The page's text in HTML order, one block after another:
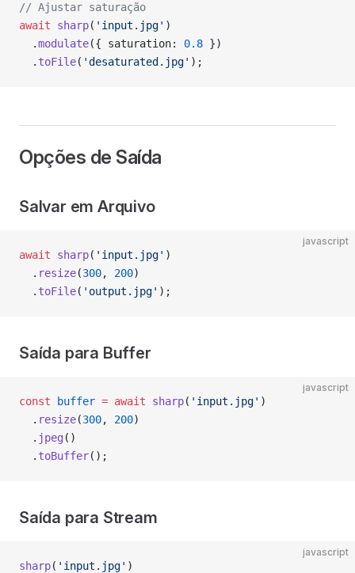
// Ajustar saturação
await sharp( 'input.jpg' )
  .
modulate({ saturation: 0.8 })
  .
toFile( 'desaturated.jpg' );
Opções de Saída
Salvar em Arquivo
javascript
await sharp( 'input.jpg' )
  .
resize(300, 200)
  .
toFile( 'output.jpg' );
Saída para Buffer
javascript
const buffer = await sharp( 'input.jpg' )
  .
resize(300, 200)
  .
jpeg ()
  .
toBuffer();
Saída para Stream
javascript
sharp( 'input.jpg' )